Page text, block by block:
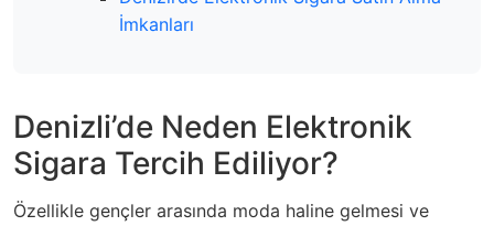
İmkanları
Denizli’de Neden Elektronik
Sigara Tercih Ediliyor?
Özellikle gençler arasında moda haline gelmesi ve